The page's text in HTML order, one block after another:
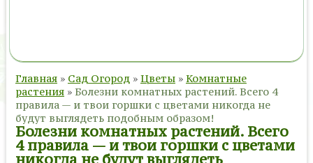
Главная » Сад Огород » Цветы » Комнатные
растения » Болезни комнатных растений. Всего 4
правила — и твои горшки с цветами никогда не
будут выглядеть подобным образом!
Болезни комнатных растений. Всего
4 правила — и твои горшки с цветами
никогда не будут выглядеть